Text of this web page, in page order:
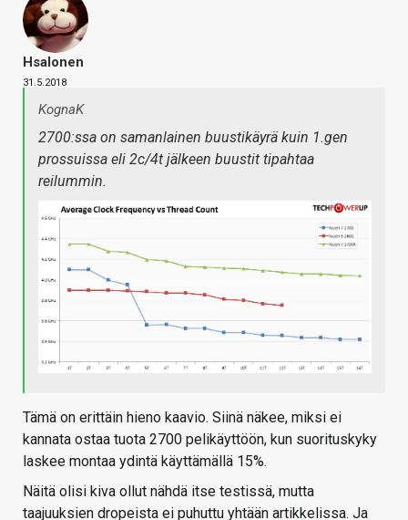
Hsalonen
31.5.2018
KognaK
2700:ssa on samanlainen buustikäyrä kuin 1.gen
prossuissa eli 2c/4t jälkeen buustit tipahtaa
reilummin.
Tämä on erittäin hieno kaavio. Siinä näkee, miksi ei
kannata ostaa tuota 2700 pelikäyttöön, kun suorituskyky
laskee montaa ydintä käyttämällä 15%.
Näitä olisi kiva ollut nähdä itse testissä, mutta
taajuuksien dropeista ei puhuttu yhtään artikkelissa. Ja